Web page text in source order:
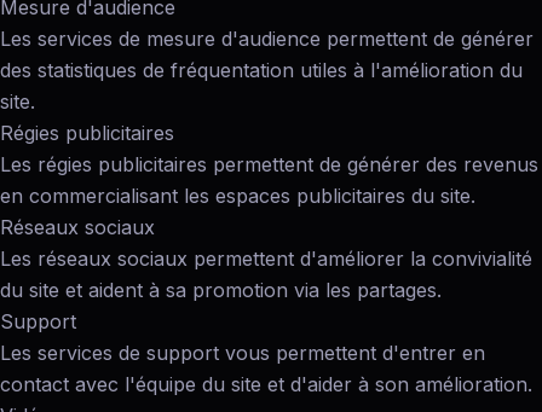
Mesure d'audience
Les services de mesure d'audience permettent de générer
des statistiques de fréquentation utiles à l'amélioration du
site.
Régies publicitaires
Les régies publicitaires permettent de générer des revenus
en commercialisant les espaces publicitaires du site.
Réseaux sociaux
Les réseaux sociaux permettent d'améliorer la convivialité
du site et aident à sa promotion via les partages.
Support
Les services de support vous permettent d'entrer en
contact avec l'équipe du site et d'aider à son amélioration.